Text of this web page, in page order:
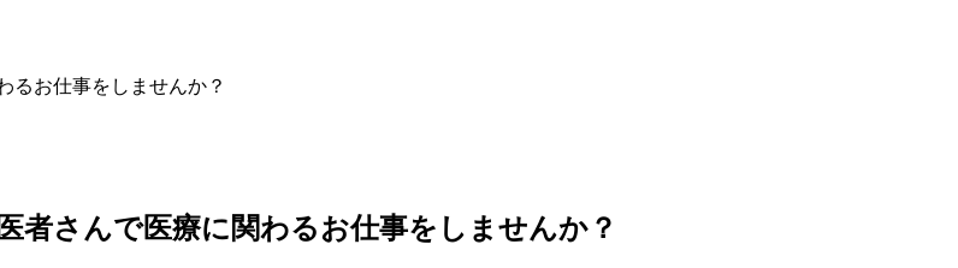
るお仕事をしませんか？
者さんで医療に関わるお仕事をしませんか？